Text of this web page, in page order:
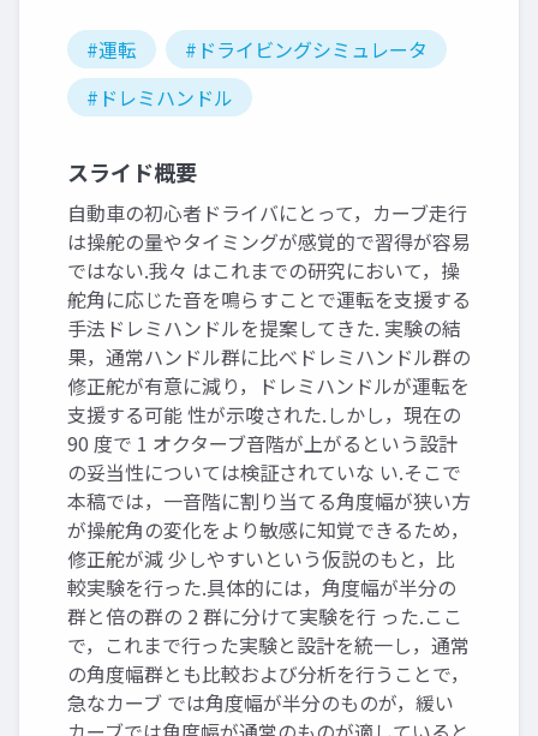
#運転
#ドライビングシミュレータ
#ドレミハンドル
スライド概要
自動車の初心者ドライバにとって，カーブ走行
は操舵の量やタイミングが感覚的で習得が容易
ではない.我々 はこれまでの研究において，操
舵角に応じた音を鳴らすことで運転を支援する
手法ドレミハンドルを提案してきた. 実験の結
果，通常ハンドル群に比べドレミハンドル群の
修正舵が有意に減り，ドレミハンドルが運転を
支援する可能 性が示唆された.しかし，現在の
90 度で 1 オクターブ音階が上がるという設計
の妥当性については検証されていな い.そこで
本稿では，一音階に割り当てる角度幅が狭い方
が操舵角の変化をより敏感に知覚できるため，
修正舵が減 少しやすいという仮説のもと，比
較実験を行った.具体的には，角度幅が半分の
群と倍の群の 2 群に分けて実験を行 った.ここ
で，これまで行った実験と設計を統一し，通常
の角度幅群とも比較および分析を行うことで，
急なカーブ では角度幅が半分のものが，緩い